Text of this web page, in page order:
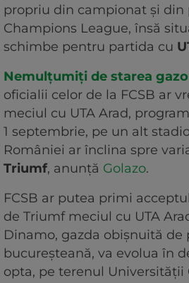
propriu din campionat și
Champions League, însă
schimbe pentru partida cu
Nemulțumiți de starea
oficialii celor de la FCSB ar
meciul cu UTA Arad,
1 septembrie, pe un alt
României ar înclina spre
Triumf, anunță Golazo.
FCSB ar putea primi
de Triumf meciul cu UTA
Dinamo, gazda obișnuită de
bucureșteană, va evolua în
opta, pe terenul Universității